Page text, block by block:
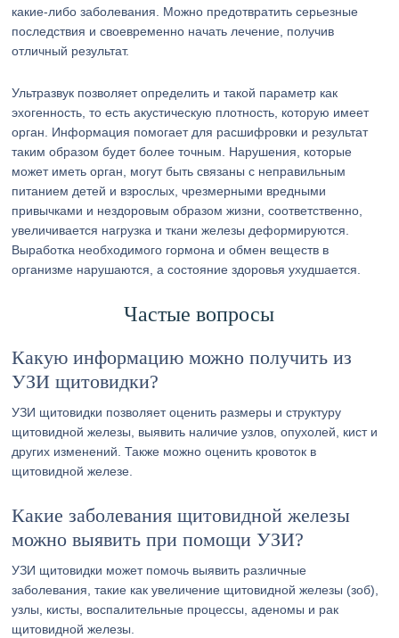
какие-либо заболевания. Можно предотвратить серьезные
последствия и своевременно начать лечение, получив
отличный результат.
Ультразвук позволяет определить и такой параметр как
эхогенность, то есть акустическую плотность, которую имеет
орган. Информация помогает для расшифровки и результат
таким образом будет более точным. Нарушения, которые
может иметь орган, могут быть связаны с неправильным
питанием детей и взрослых, чрезмерными вредными
привычками и нездоровым образом жизни, соответственно,
увеличивается нагрузка и ткани железы деформируются.
Выработка необходимого гормона и обмен веществ в
организме нарушаются, а состояние здоровья ухудшается.
Частые вопросы
Какую информацию можно получить из
УЗИ щитовидки?
УЗИ щитовидки позволяет оценить размеры и структуру
щитовидной железы, выявить наличие узлов, опухолей, кист и
других изменений. Также можно оценить кровоток в
щитовидной железе.
Какие заболевания щитовидной железы
можно выявить при помощи УЗИ?
УЗИ щитовидки может помочь выявить различные
заболевания, такие как увеличение щитовидной железы (зоб),
узлы, кисты, воспалительные процессы, аденомы и рак
щитовидной железы.